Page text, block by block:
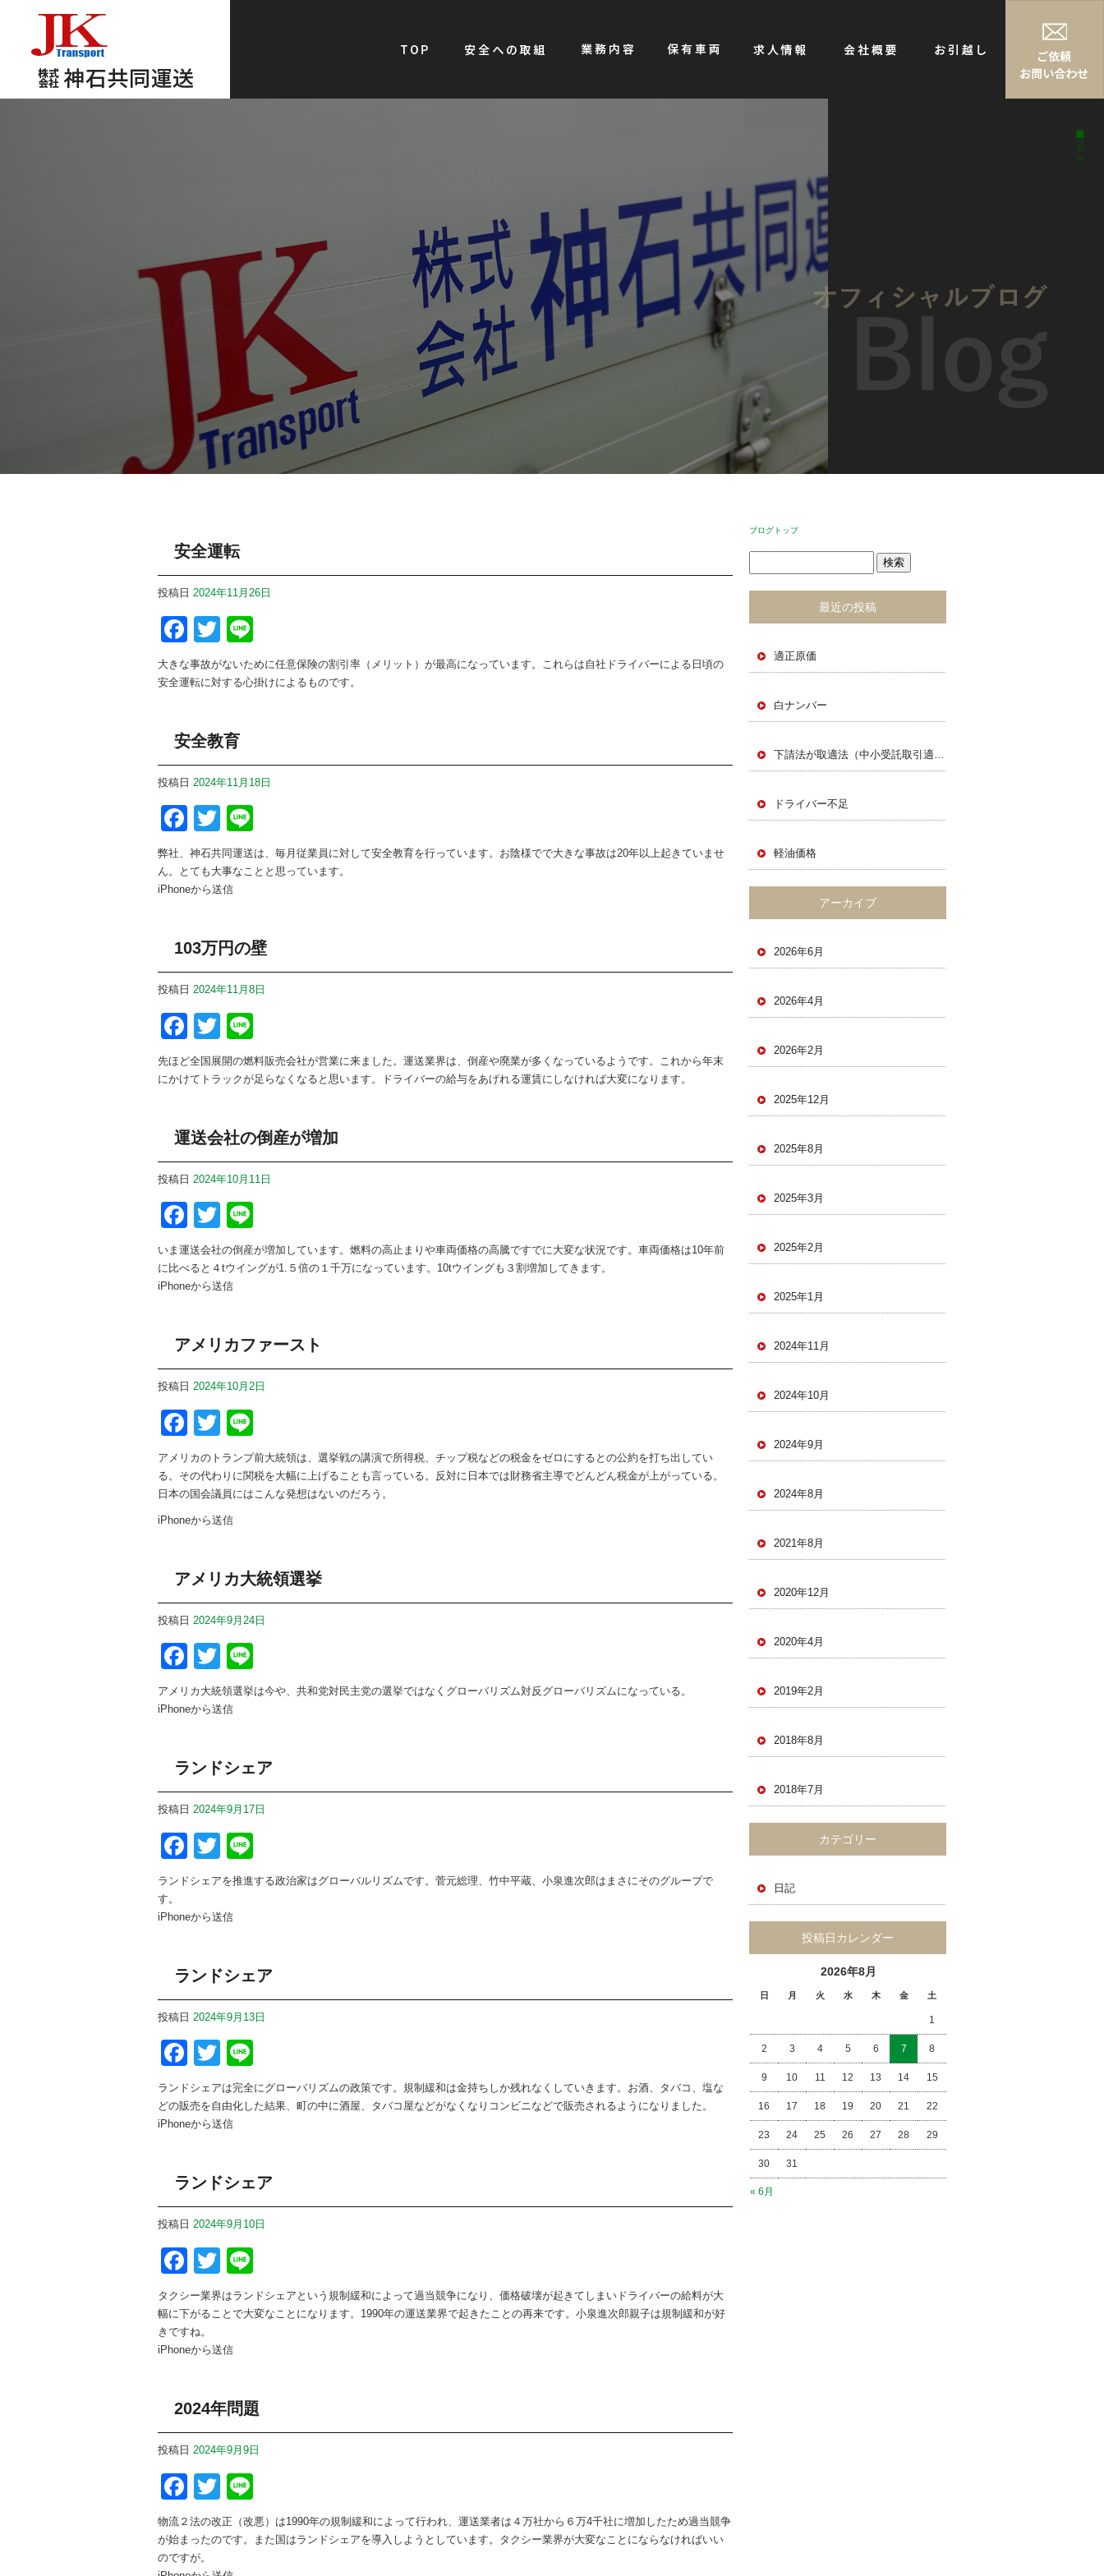
株式会社神石共同運送｜ブログ
安全運転
投稿日 2024年11月26日
Facebook
Twitter
大きな事故がないために任意保険の割引率（メリット）が最高になっています。これらは自社ドライバーによる日頃の
安全運転に対する心掛けによるものです。
安全教育
投稿日 2024年11月18日
Facebook
Twitter
弊社、神石共同運送は、毎月従業員に対して安全教育を行っています。お陰様でで大きな事故は20年以上起きていませ
ん。とても大事なことと思っています。
iPhoneから送信
103万円の壁
投稿日 2024年11月8日
Facebook
Twitter
先ほど全国展開の燃料販売会社が営業に来ました。運送業界は、倒産や廃業が多くなっているようです。これから年末
にかけてトラックが足らなくなると思います。ドライバーの給与をあげれる運賃にしなければ大変になります。
運送会社の倒産が増加
投稿日 2024年10月11日
Facebook
Twitter
いま運送会社の倒産が増加しています。燃料の高止まりや車両価格の高騰ですでに大変な状況です。車両価格は10年前
に比べると４tウイングが1.５倍の１千万になっています。10tウイングも３割増加してきます。
iPhoneから送信
アメリカファースト
投稿日 2024年10月2日
Facebook
Twitter
アメリカのトランプ前大統領は、選挙戦の講演で所得税、チップ税などの税金をゼロにするとの公約を打ち出してい
る。その代わりに関税を大幅に上げることも言っている。反対に日本では財務省主導でどんどん税金が上がっている。
日本の国会議員にはこんな発想はないのだろう。
iPhoneから送信
アメリカ大統領選挙
投稿日 2024年9月24日
Facebook
Twitter
アメリカ大統領選挙は今や、共和党対民主党の選挙ではなくグローバリズム対反グローバリズムになっている。
iPhoneから送信
ランドシェア
投稿日 2024年9月17日
Facebook
Twitter
ランドシェアを推進する政治家はグローバルリズムです。菅元総理、竹中平蔵、小泉進次郎はまさにそのグループで
す。
iPhoneから送信
ランドシェア
投稿日 2024年9月13日
Facebook
Twitter
ランドシェアは完全にグローバリズムの政策です。規制緩和は金持ちしか残れなくしていきます。お酒、タバコ、塩な
どの販売を自由化した結果、町の中に酒屋、タバコ屋などがなくなりコンビニなどで販売されるようになりました。
iPhoneから送信
ランドシェア
投稿日 2024年9月10日
Facebook
Twitter
タクシー業界はランドシェアという規制緩和によって過当競争になり、価格破壊が起きてしまいドライバーの給料が大
幅に下がることで大変なことになります。1990年の運送業界で起きたことの再来です。小泉進次郎親子は規制緩和が好
きですね。
iPhoneから送信
2024年問題
投稿日 2024年9月9日
Facebook
Twitter
物流２法の改正（改悪）は1990年の規制緩和によって行われ、運送業者は４万社から６万4千社に増加したため過当競争
が始まったのです。また国はランドシェアを導入しようとしています。タクシー業界が大変なことにならなければいい
のですが。
ブログトップ
最近の投稿
適正原価
白ナンバー
ドライバー不足
軽油価格
アーカイブ
2026年6月
2026年4月
2026年2月
2025年12月
2025年8月
2025年3月
2025年2月
2025年1月
2024年11月
2024年10月
2024年9月
2024年8月
2021年8月
2020年12月
2020年4月
2019年2月
2018年8月
2018年7月
カテゴリー
日記
投稿日カレンダー
2026年8月
日 月 火 水 木 金 土
« 6月
1
2 3 4 5 6 7 8
9 10 11 12 13 14 15
16 17 18 19 20 21 22
23 24 25 26 27 28 29
30 31